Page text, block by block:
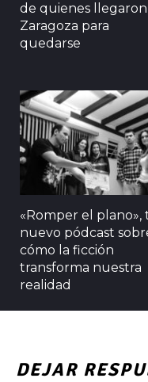
de quienes llegaron
Zaragoza para
quedarse
«Romper el plano»,
nuevo pódcast
cómo la ficción
transforma nuestra
realidad
DEJAR